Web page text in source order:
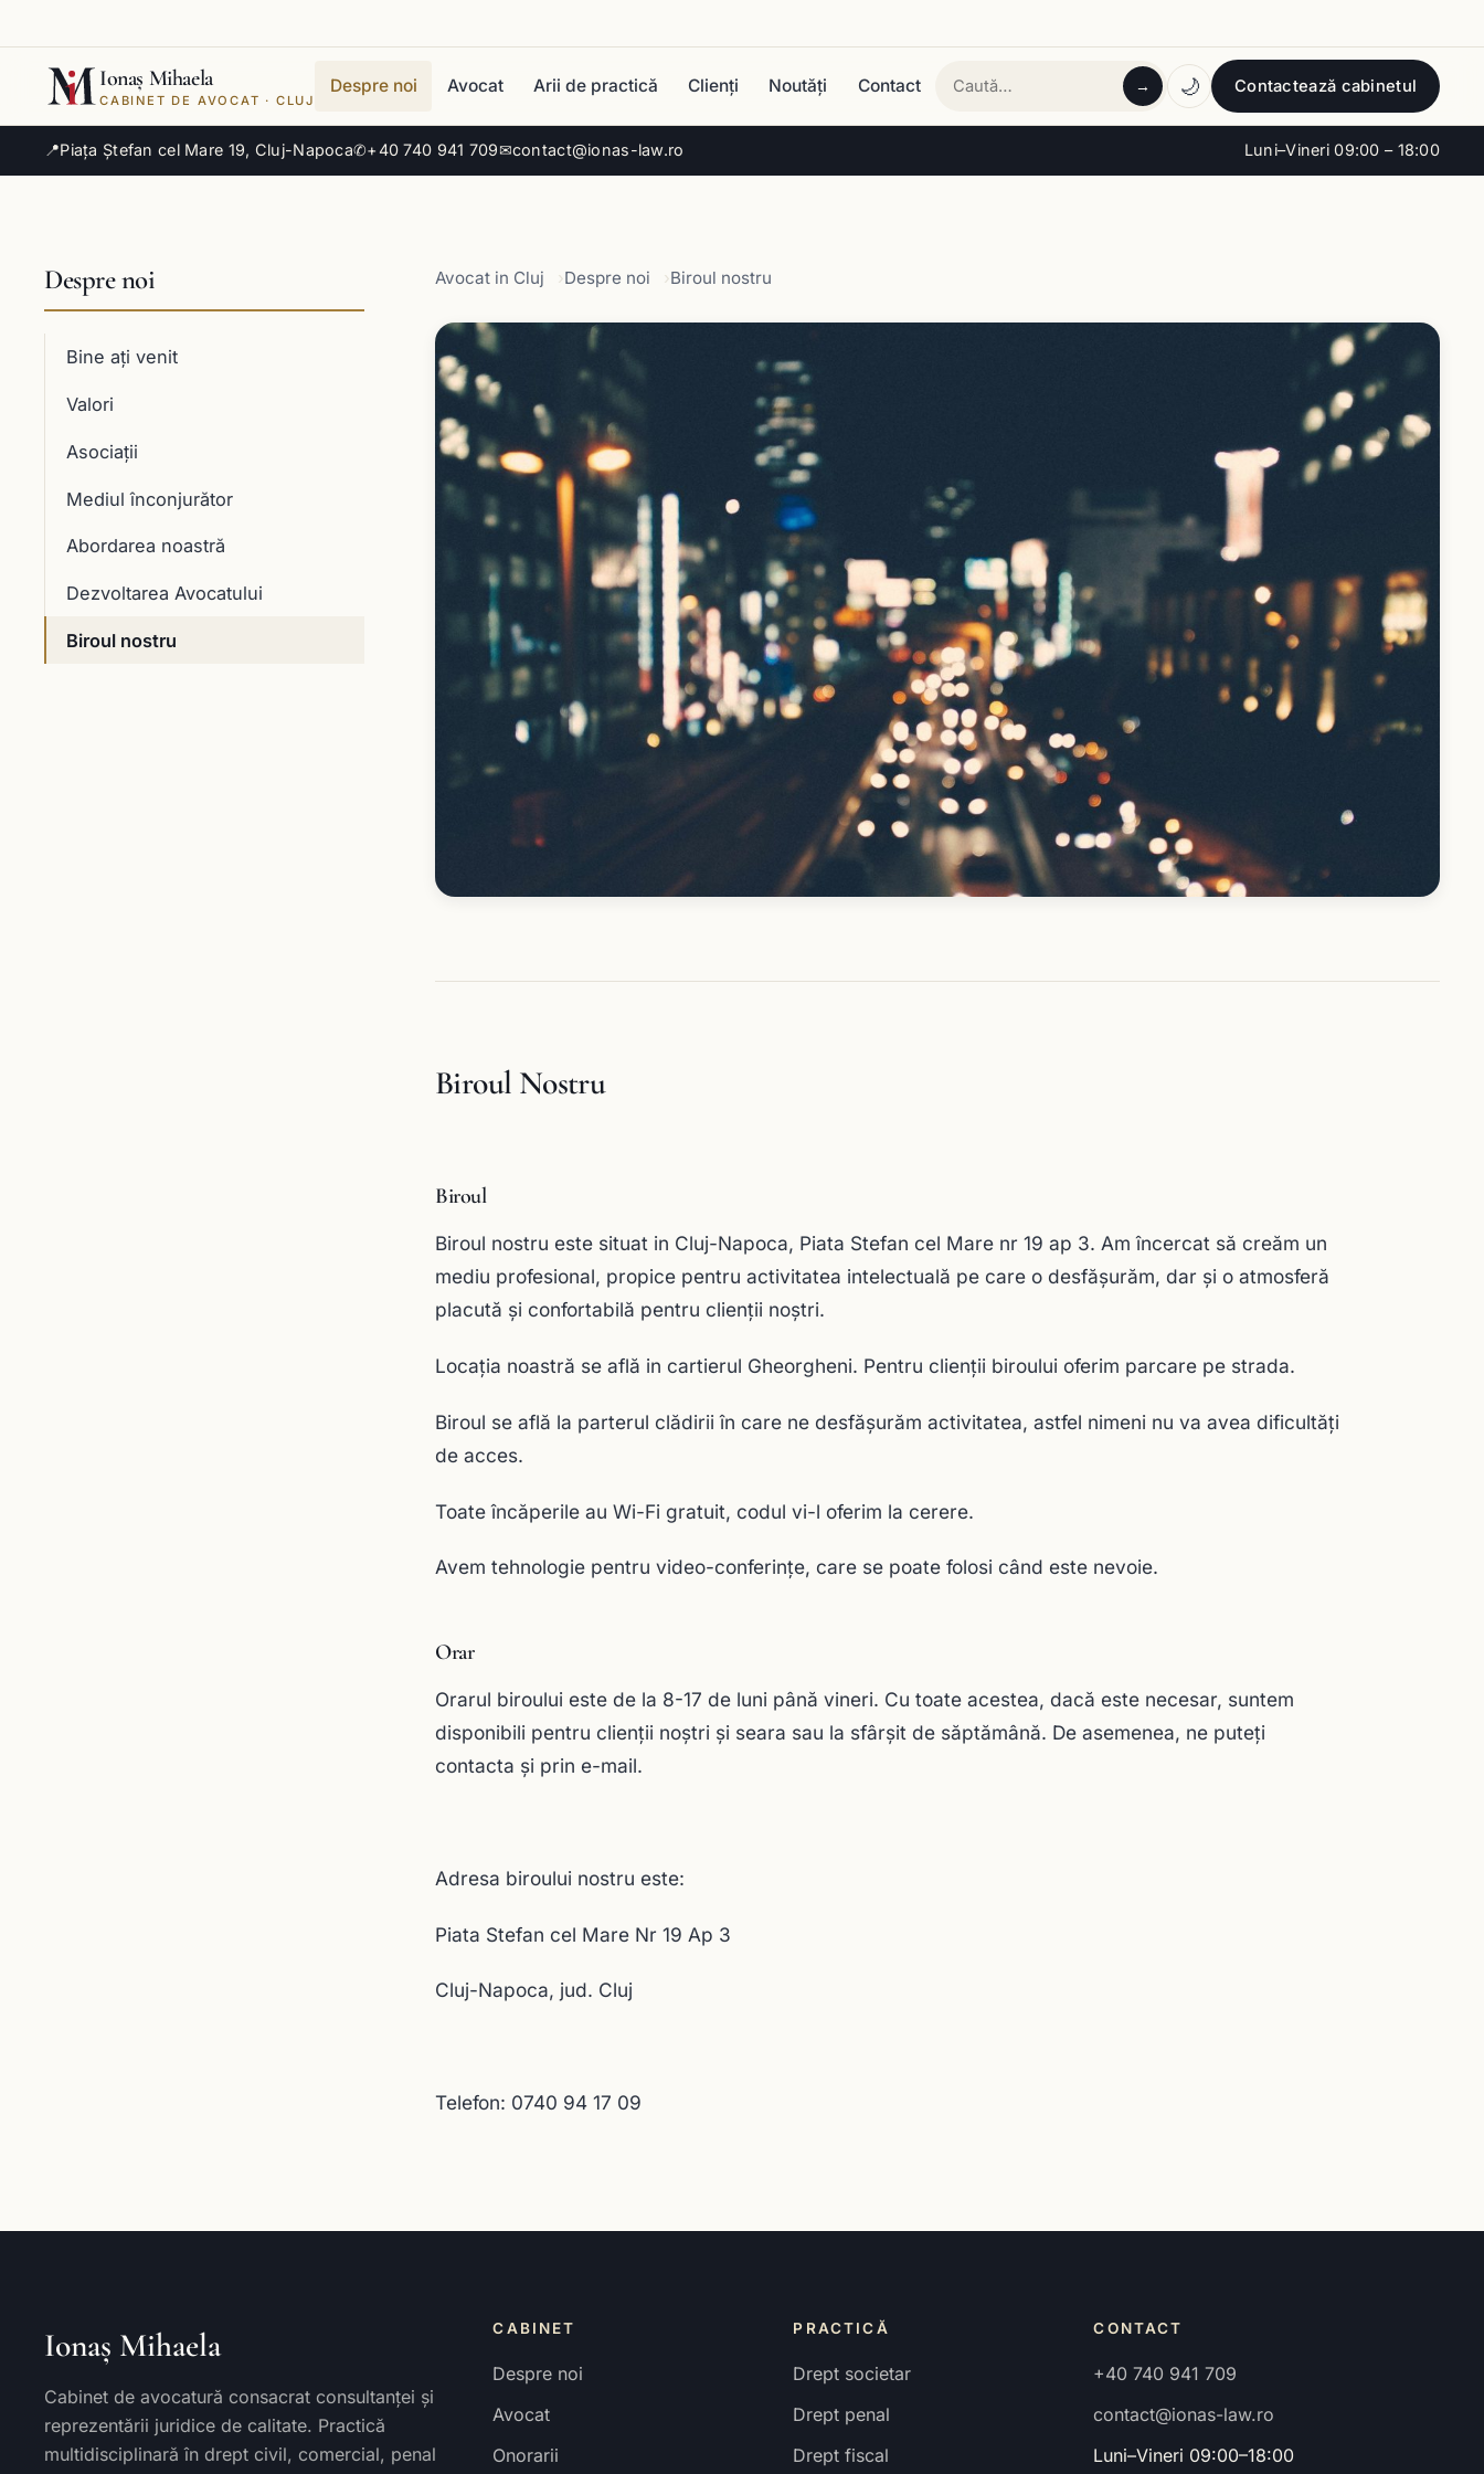
📍Piața Ștefan cel Mare 19, Cluj-Napoca✆+40 740 941 709✉contact@ionas-law.ro Luni–Vineri 09:00 – 18:00
Ionaș Mihaela
CABINET DE AVOCAT · CLUJ
Despre noi Avocat Arii de practică Clienți Noutăți Contact → 🌙 Contactează cabinetul
Despre noi
Bine ați venit
Valori
Asociații
Mediul înconjurător
Abordarea noastră
Dezvoltarea Avocatului
Biroul nostru
Avocat in Cluj Despre noi Biroul nostru
Biroul Nostru
Biroul
Biroul nostru este situat in Cluj-Napoca, Piata Stefan cel Mare nr 19 ap 3. Am încercat să creăm un
mediu profesional, propice pentru activitatea intelectuală pe care o desfăşurăm, dar şi o atmosferă
placută şi confortabilă pentru clienţii noştri.
Locaţia noastră se află in cartierul Gheorgheni. Pentru clienţii biroului oferim parcare pe strada.
Biroul se află la parterul clădirii în care ne desfăşurăm activitatea, astfel nimeni nu va avea dificultăţi
de acces.
Toate încăperile au Wi-Fi gratuit, codul vi-l oferim la cerere.
Avem tehnologie pentru video-conferinţe, care se poate folosi când este nevoie.
Orar
Orarul biroului este de la 8-17 de luni până vineri. Cu toate acestea, dacă este necesar, suntem
disponibili pentru clienţii noştri şi seara sau la sfârșit de săptămână. De asemenea, ne puteţi
contacta şi prin e-mail.
Adresa biroului nostru este:
Piata Stefan cel Mare Nr 19 Ap 3
Cluj-Napoca, jud. Cluj
Telefon: 0740 94 17 09
Ionaș Mihaela
Cabinet de avocatură consacrat consultanței și
reprezentării juridice de calitate. Practică
multidisciplinară în drept civil, comercial, penal
CABINET
Despre noi
Avocat
Onorarii
PRACTICĂ
Drept societar
Drept penal
Drept fiscal
CONTACT
+40 740 941 709
contact@ionas-law.ro
Luni–Vineri 09:00–18:00